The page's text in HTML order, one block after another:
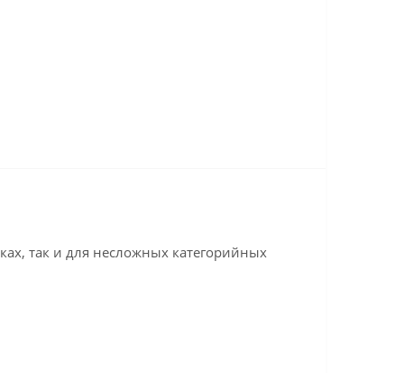
так и для несложных категорийных